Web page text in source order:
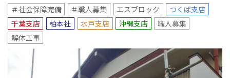
＃社会保障完備 ＃職人募集 エスブロック
つくば支店
千葉支店
柏本社 水戸支店 沖縄支店
職人募集
解体工事